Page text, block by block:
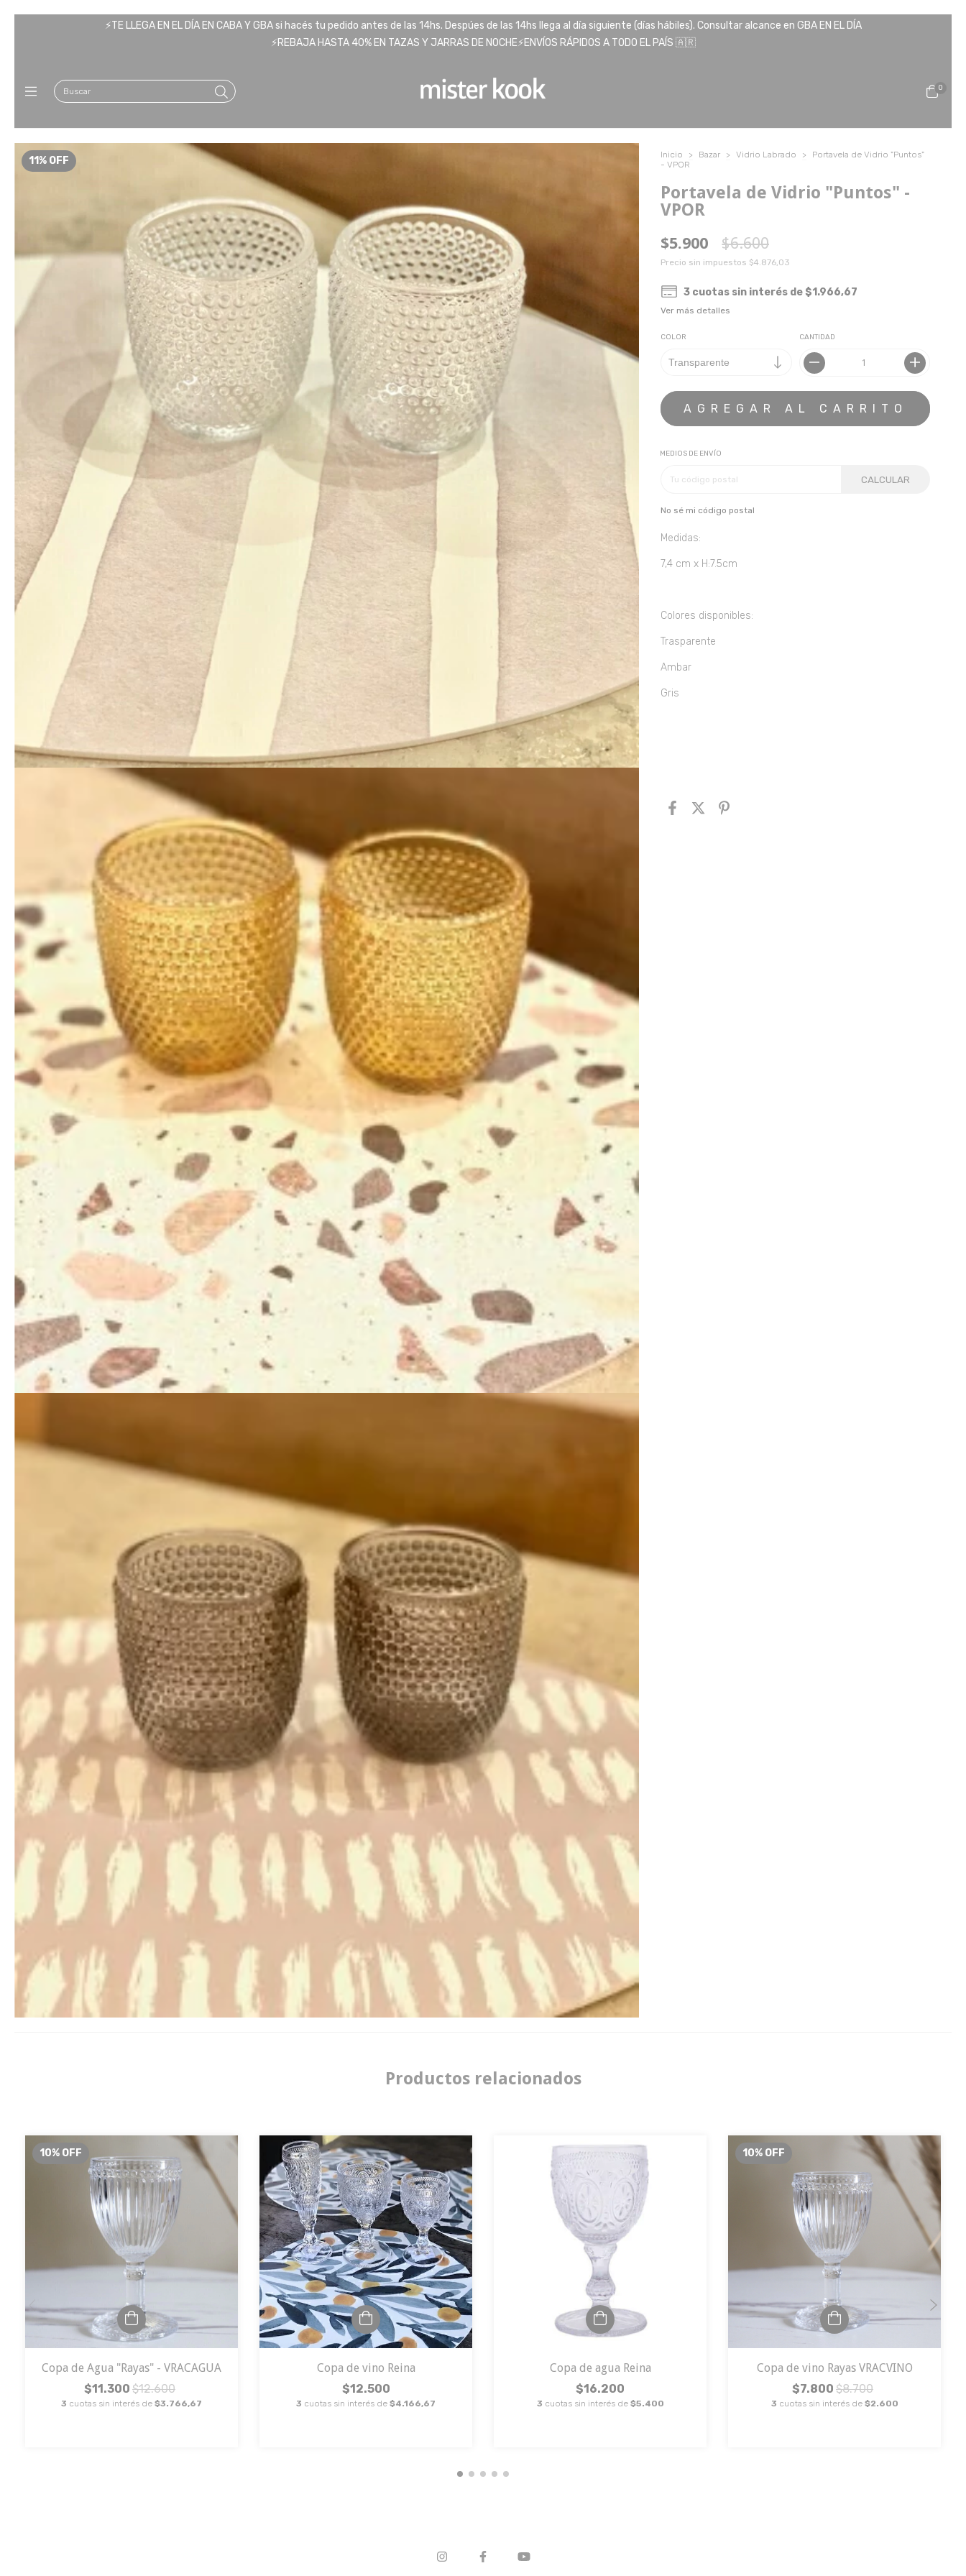
⚡️TE LLEGA EN EL DÍA EN CABA Y GBA si hacés tu pedido antes de las 14hs. Despúes de las 14hs llega al día siguiente (días hábiles). Consultar alcance en GBA EN EL DÍA
⚡️REBAJA HASTA 40% EN TAZAS Y JARRAS DE NOCHE⚡️ENVÍOS RÁPIDOS A TODO EL PAÍS 🇦🇷
0
11 % OFF Inicio > Bazar > Vidrio Labrado >
Portavela de Vidrio "Puntos"
- VPOR
Portavela de Vidrio "Puntos" -
VPOR
$5.900 $6.600
Precio sin impuestos $4.876,03
3 cuotas sin interés de $1.966,67
Ver más detalles
COLOR CANTIDAD
MEDIOS DE ENVÍO
CALCULAR
No sé mi código postal
Medidas:
7,4 cm x H:7.5cm
Colores disponibles:
Trasparente
Ambar
Gris
Productos relacionados
10% OFF
Copa de Agua "Rayas" - VRACAGUA
$11.300 $12.600
3 cuotas sin interés de $3.766,67
Copa de vino Reina
$12.500
3 cuotas sin interés de $4.166,67
Copa de agua Reina
$16.200
3 cuotas sin interés de $5.400
10% OFF
Copa de vino Rayas VRACVINO
$7.800 $8.700
3 cuotas sin interés de $2.600